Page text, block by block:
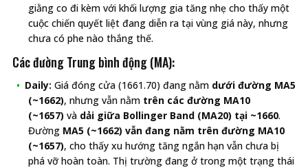
giằng co đi kèm với khối lượng gia tăng nhẹ cho thấy một
cuộc chiến quyết liệt đang diễn ra tại vùng giá này, nhưng
chưa có phe nào thắng thế.
Các đường Trung bình động (MA):
Daily: Giá đóng cửa (1661.70) đang nằm dưới đường MA5
(~1662), nhưng vẫn nằm trên các đường MA10
(~1657) và dải giữa Bollinger Band (MA20) tại ~1660.
Đường MA5 (~1662) vẫn đang nằm trên đường MA10
(~1657), cho thấy xu hướng tăng ngắn hạn vẫn chưa bị
phá vỡ hoàn toàn. Thị trường đang ở trong một trạng thái